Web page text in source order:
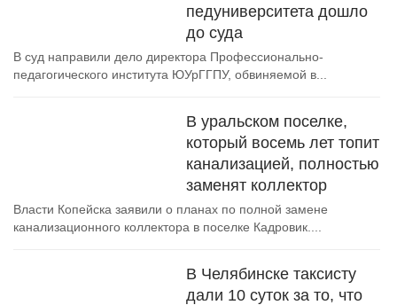
педуниверситета дошло
до суда
В суд направили дело директора Профессионально-
педагогического института ЮУрГГПУ, обвиняемой в...
В уральском поселке,
который восемь лет топит
канализацией, полностью
заменят коллектор
Власти Копейска заявили о планах по полной замене
канализационного коллектора в поселке Кадровик....
В Челябинске таксисту
дали 10 суток за то, что